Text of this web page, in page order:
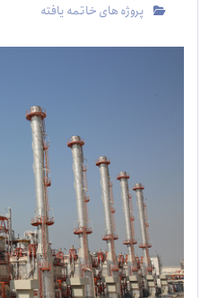
پروژه های خاتمه یافته